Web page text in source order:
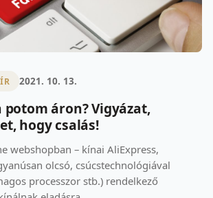
2021. 10. 13.
potom áron? Vigyázat,
hogy csalás!
webshopban – kínai AliExpress,
olcsó, csúcstechnológiával
processzor stb.) rendelkező